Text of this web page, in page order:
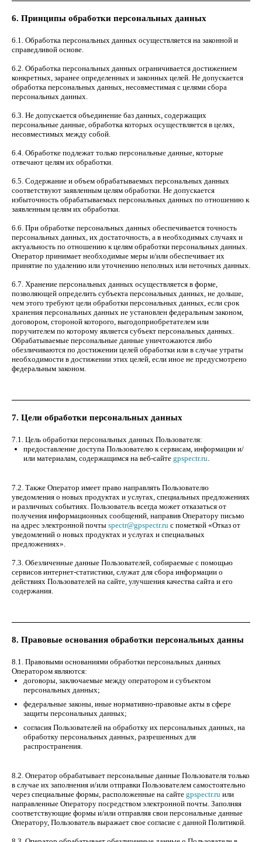
6. Принципы обработки персональных данных
6.1. Обработка персональных данных осуществляется на законной и
справедливой основе.
6.2. Обработка персональных данных ограничивается достижением
конкретных, заранее определенных и законных целей. Не допускается
обработка персональных данных, несовместимая с целями сбора
персональных данных.
6.3. Не допускается объединение баз данных, содержащих
персональные данные, обработка которых осуществляется в целях,
несовместимых между собой.
6.4. Обработке подлежат только персональные данные, которые
отвечают целям их обработки.
6.5. Содержание и объем обрабатываемых персональных данных
соответствуют заявленным целям обработки. Не допускается
избыточность обрабатываемых персональных данных по отношению к
заявленным целям их обработки.
6.6. При обработке персональных данных обеспечивается точность
персональных данных, их достаточность, а в необходимых случаях и
актуальность по отношению к целям обработки персональных данных.
Оператор принимает необходимые меры и/или обеспечивает их
принятие по удалению или уточнению неполных или неточных данных.
6.7. Хранение персональных данных осуществляется в форме,
позволяющей определить субъекта персональных данных, не дольше,
чем этого требуют цели обработки персональных данных, если срок
хранения персональных данных не установлен федеральным законом,
договором, стороной которого, выгодоприобретателем или
поручителем по которому является субъект персональных данных.
Обрабатываемые персональные данные уничтожаются либо
обезличиваются по достижении целей обработки или в случае утраты
необходимости в достижении этих целей, если иное не предусмотрено
федеральным законом.
7. Цели обработки персональных данных
7.1. Цель обработки персональных данных Пользователя:
предоставление доступа Пользователю к сервисам, информации и/
или материалам, содержащимся на веб-сайте gpspectr.ru.
7.2. Также Оператор имеет право направлять Пользователю
уведомления о новых продуктах и услугах, специальных предложениях
и различных событиях. Пользователь всегда может отказаться от
получения информационных сообщений, направив Оператору письмо
на адрес электронной почты spectr@gpspectr.ru с пометкой «Отказ от
уведомлений о новых продуктах и услугах и специальных
предложениях».
7.3. Обезличенные данные Пользователей, собираемые с помощью
сервисов интернет-статистики, служат для сбора информации о
действиях Пользователей на сайте, улучшения качества сайта и его
содержания.
8. Правовые основания обработки персональных данны
8.1. Правовыми основаниями обработки персональных данных
Оператором являются:
договоры, заключаемые между оператором и субъектом
персональных данных;
федеральные законы, иные нормативно-правовые акты в сфере
защиты персональных данных;
согласия Пользователей на обработку их персональных данных, на
обработку персональных данных, разрешенных для
распространения.
8.2. Оператор обрабатывает персональные данные Пользователя только
в случае их заполнения и/или отправки Пользователем самостоятельно
через специальные формы, расположенные на сайте gpspectr.ru или
направленные Оператору посредством электронной почты. Заполняя
соответствующие формы и/или отправляя свои персональные данные
Оператору, Пользователь выражает свое согласие с данной Политикой.